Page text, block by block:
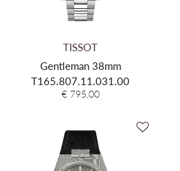
TISSOT
Gentleman 38mm
T165.807.11.031.00
€ 795,00